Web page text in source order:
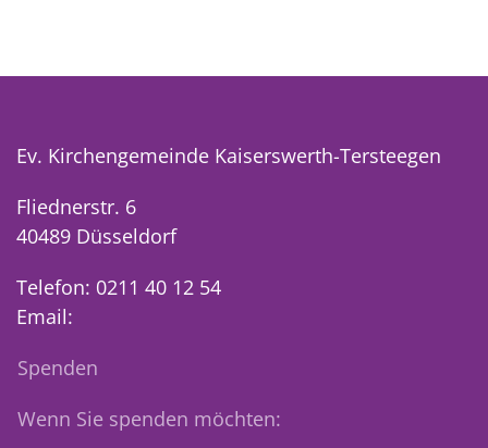
Ev. Kirchengemeinde Kaiserswerth-Tersteegen
Fliednerstr. 6
40489 Düsseldorf
Telefon: 0211 40 12 54
Email:
Spenden
Wenn Sie spenden möchten: